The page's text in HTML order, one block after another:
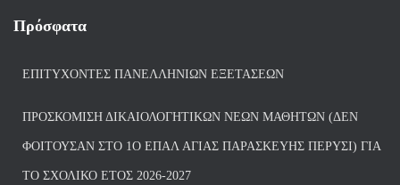
Πρόσφατα
ΕΠΙΤΥΧΌΝΤΕΣ ΠΑΝΕΛΛΗΝΊΩΝ ΕΞΕΤΆΣΕΩΝ
ΠΡΟΣΚΌΜΙΣΗ ΔΙΚΑΙΟΛΟΓΗΤΙΚΏΝ ΝΈΩΝ ΜΑΘΗΤΏΝ (ΔΕΝ
ΦΟΙΤΟΎΣΑΝ ΣΤΟ 1Ο ΕΠΑΛ ΑΓΙΑΣ ΠΑΡΑΣΚΕΥΗΣ ΠΈΡΥΣΙ) ΓΙΑ
ΤΟ ΣΧΟΛΙΚΌ ΈΤΟΣ 2026-2027